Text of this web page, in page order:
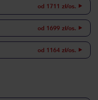
od 1711 zł/os.
od 1699 zł/os.
od 1164 zł/os.